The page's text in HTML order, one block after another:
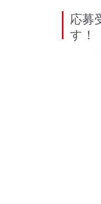
応募
す！